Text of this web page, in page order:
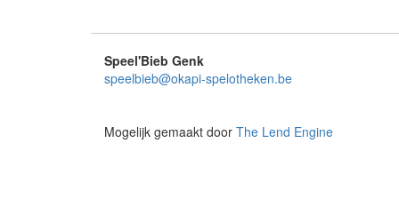
Speel'Bieb Genk
speelbieb@okapi-spelotheken.be
Mogelijk gemaakt door The Lend Engine